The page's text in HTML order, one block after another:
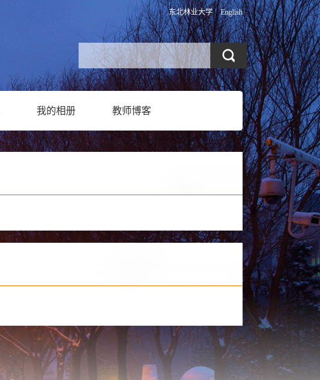
东北林业大学 English
我的相册 教师博客